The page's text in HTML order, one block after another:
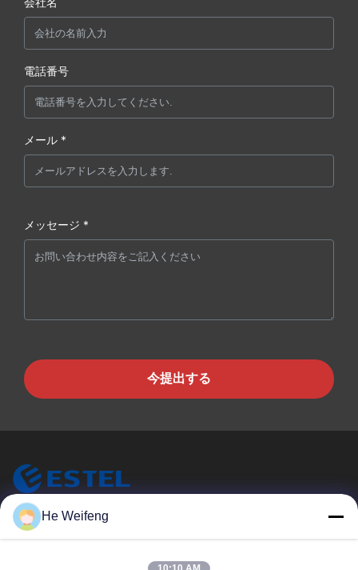
電話番号
メール *
メッセージ *
今提出する
ESTEL (GUANGDONG) TECHNOLOGY CO., LTD.
He Weifeng